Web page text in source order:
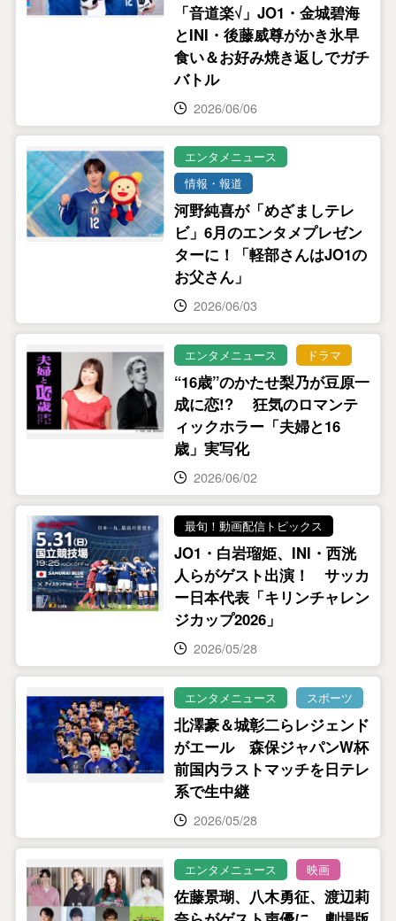
「音道楽√」JO1・金城碧海
とINI・後藤威尊がかき氷早
食い＆お好み焼き返しでガチ
バトル
2026/06/06
エンタメニュース
情報・報道
河野純喜が「めざましテレ
ビ」6月のエンタメプレゼン
ターに！「軽部さんはJO1の
お父さん」
2026/06/03
エンタメニュース ドラマ
“16歳”のかたせ梨乃が豆原一
成に恋!? 狂気のロマンテ
ィックホラー「夫婦と16
歳」実写化
2026/06/02
最旬！動画配信トピックス
JO1・白岩瑠姫、INI・西洸
人らがゲスト出演！ サッカ
ー日本代表「キリンチャレン
ジカップ2026」
2026/05/28
エンタメニュース スポーツ
北澤豪＆城彰二らレジェンド
がエール 森保ジャパンW杯
前国内ラストマッチを日テレ
系で生中継
2026/05/28
エンタメニュース 映画
佐藤景瑚、八木勇征、渡辺莉